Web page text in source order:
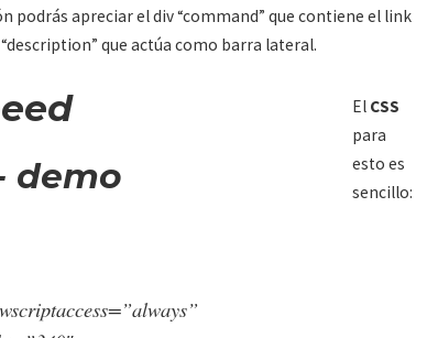
podrás apreciar el div “command” que contiene el link
que actúa como barra lateral.
demo
El CSS
para
esto es
sencillo: